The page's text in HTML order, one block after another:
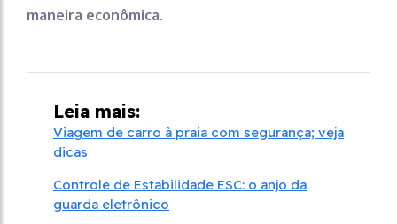
maneira econômica.
Leia mais:
Viagem de carro à praia com segurança; veja
dicas
Controle de Estabilidade ESC: o anjo da
guarda eletrônico